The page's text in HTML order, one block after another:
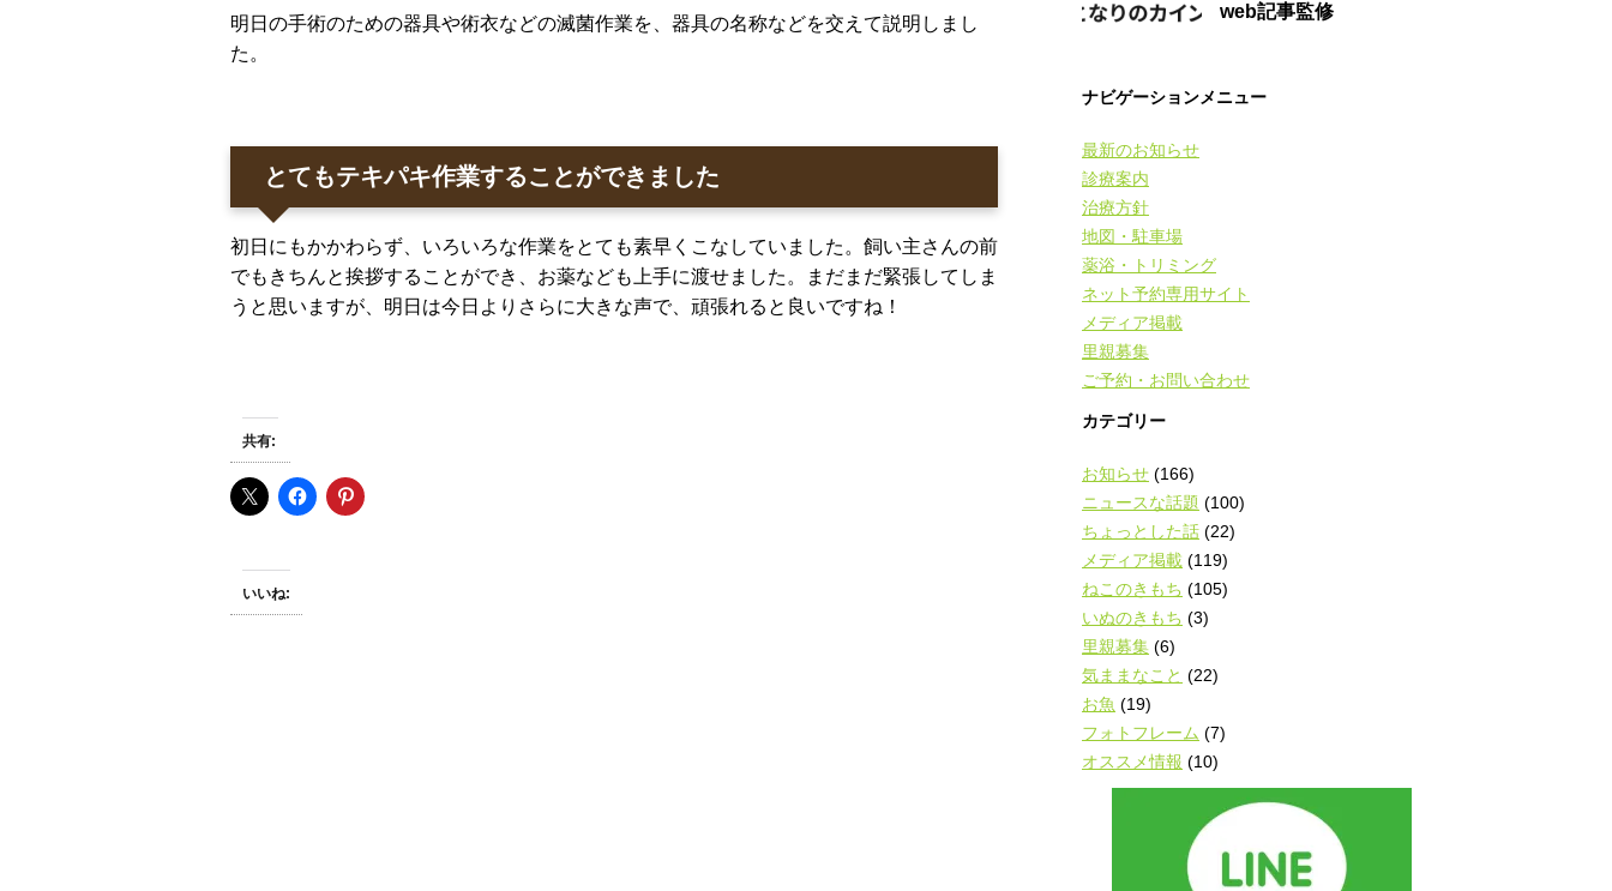
明日の手術のための器具や術衣などの滅菌作業を、器具の名称などを交えて説明しまし
た。
とてもテキパキ作業することができました
初日にもかかわらず、いろいろな作業をとても素早くこなしていました。飼い主さんの前
でもきちんと挨拶することができ、お薬なども上手に渡せました。まだまだ緊張してしま
うと思いますが、明日は今日よりさらに大きな声で、頑張れると良いですね！
共有:
いいね:
web記事監修
ナビゲーションメニュー
最新のお知らせ
診療案内
治療方針
地図・駐車場
薬浴・トリミング
ネット予約専用サイト
メディア掲載
里親募集
ご予約・お問い合わせ
カテゴリー
お知らせ (166)
ニュースな話題 (100)
ちょっとした話 (22)
メディア掲載 (119)
ねこのきもち (105)
いぬのきもち (3)
里親募集 (6)
気ままなこと (22)
お魚 (19)
フォトフレーム (7)
オススメ情報 (10)